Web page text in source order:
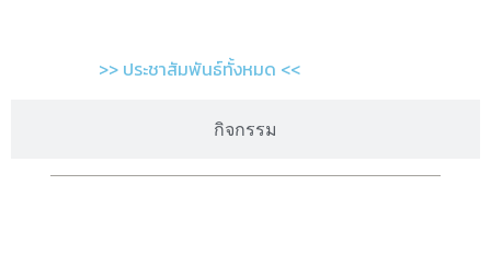
กิจกรรม
>> ประชาสัมพันธ์ทั้งหมด <<